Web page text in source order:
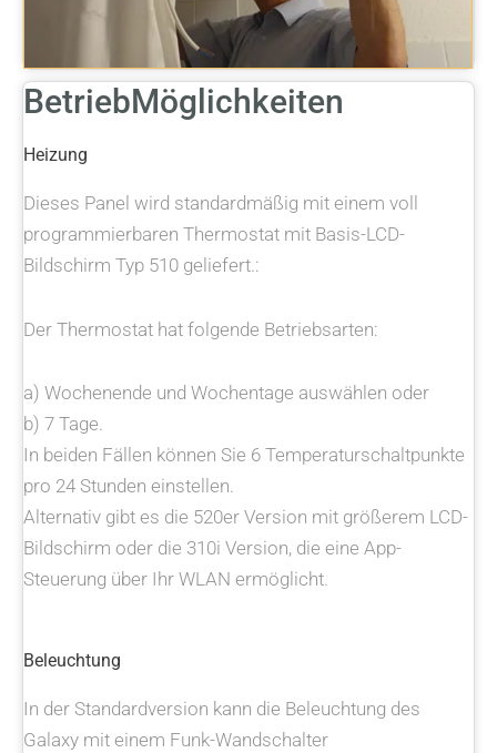
BetriebMöglichkeiten
Heizung
Dieses Panel wird standardmäßig mit einem voll
programmierbaren Thermostat mit Basis-LCD-
Bildschirm Typ 510 geliefert.:
Der Thermostat hat folgende Betriebsarten:
a) Wochenende und Wochentage auswählen oder
b) 7 Tage.
In beiden Fällen können Sie 6 Temperaturschaltpunkte
pro 24 Stunden einstellen.
Alternativ gibt es die 520er Version mit größerem LCD-
Bildschirm oder die 310i Version, die eine App-
Steuerung über Ihr WLAN ermöglicht.
Beleuchtung
In der Standardversion kann die Beleuchtung des
Galaxy mit einem Funk-Wandschalter